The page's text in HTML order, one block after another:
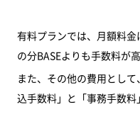
有料プランでは、月額料金
の分BASEよりも手数料が
また、その他の費用とし
込手数料」と「事務手数料